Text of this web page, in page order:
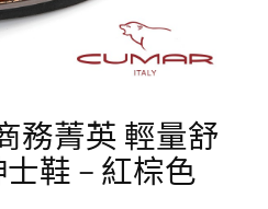
務菁英 輕量舒
鞋 – 紅棕色